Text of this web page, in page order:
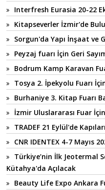
Interfresh Eurasia 20-22
Kitapseverler İzmir'de
Sorgun'da Yapı İnşaat ve
Peyzaj fuarı İçin Geri
Bodrum Kamp Karavan
Tosya 2. İpekyolu Fuarı
Burhaniye 3. Kitap Fuarı
İzmir Uluslararası Fuar
TRADEF 21 Eylül'de
CNR IDENTEX 4-7 Mayıs
Türkiye’nin İlk Jeotermal
Kütahya'da Açılacak
Beauty Life Expo Ankara